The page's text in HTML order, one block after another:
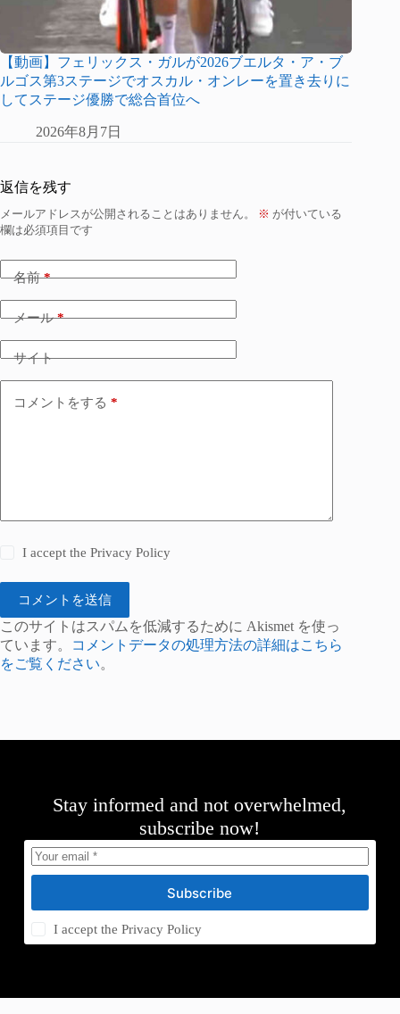
【動画】フェリックス・ガルが2026ブエルタ・ア・ブ
ルゴス第3ステージでオスカル・オンレーを置き去りに
してステージ優勝で総合首位へ
2026年8月7日
返信を残す
メールアドレスが公開されることはありません。 ※ が付いている
欄は必須項目です
名前*
メール*
サイト
コメントをする *
I accept thePrivacy Policy
コメントを送信
このサイトはスパムを低減するために Akismet を使っ
ています。
コメントデータの処理方法の詳細はこちら
をご覧ください。
Stay informed and not overwhelmed,
subscribe now!
Subscribe
I accept thePrivacy Policy